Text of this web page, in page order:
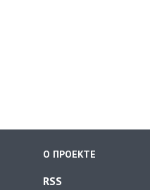
О ПРОЕКТЕ
RSS